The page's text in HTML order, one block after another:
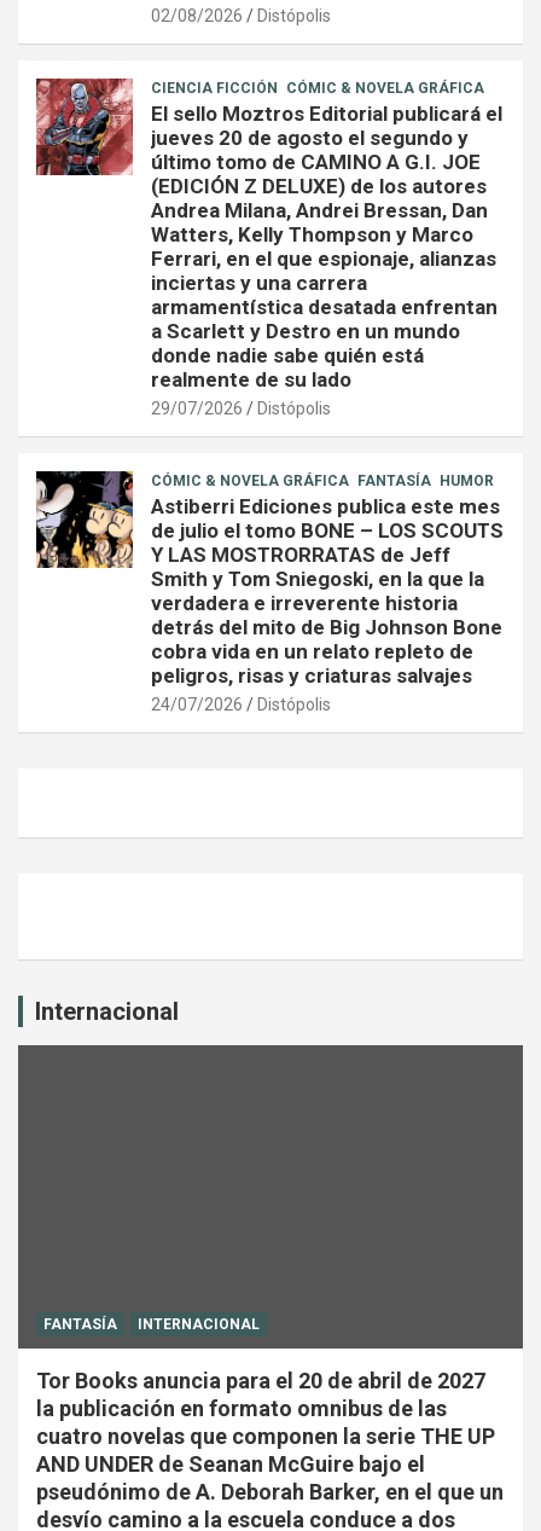
02/08/2026 Distópolis
CIENCIA FICCIÓN CÓMIC & NOVELA GRÁFICA
El sello Moztros Editorial publicará el
jueves 20 de agosto el segundo y
último tomo de CAMINO A G.I. JOE
(EDICIÓN Z DELUXE) de los autores
Andrea Milana, Andrei Bressan, Dan
Watters, Kelly Thompson y Marco
Ferrari, en el que espionaje, alianzas
inciertas y una carrera
armamentística desatada enfrentan
a Scarlett y Destro en un mundo
donde nadie sabe quién está
realmente de su lado
29/07/2026 Distópolis
CÓMIC & NOVELA GRÁFICA FANTASÍA HUMOR
Astiberri Ediciones publica este mes
de julio el tomo BONE – LOS SCOUTS
Y LAS MOSTRORRATAS de Jeff
Smith y Tom Sniegoski, en la que la
verdadera e irreverente historia
detrás del mito de Big Johnson Bone
cobra vida en un relato repleto de
peligros, risas y criaturas salvajes
24/07/2026 Distópolis
Internacional
FANTASÍA INTERNACIONAL
Tor Books anuncia para el 20 de abril de 2027
la publicación en formato omnibus de las
cuatro novelas que componen la serie THE UP
AND UNDER de Seanan McGuire bajo el
pseudónimo de A. Deborah Barker, en el que un
desvío camino a la escuela conduce a dos